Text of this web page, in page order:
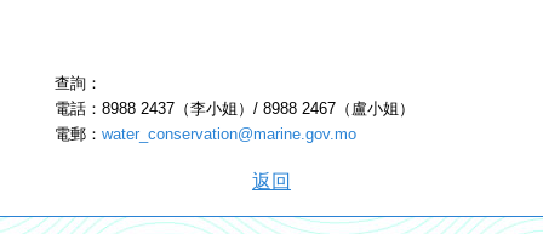
查詢：
電話：8988 2437（李小姐）/ 8988 2467（盧小姐）
電郵： water_conservation@marine.gov.mo
返回